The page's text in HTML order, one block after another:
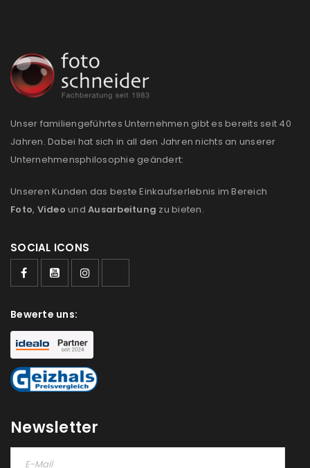
Unser familiengeführtes Unternehmen gibt es bereits seit 40
Jahren. Dabei hat sich in all den Jahren nichts an unserer
Unternehmensphilosophie geändert:
Unseren Kunden das beste Einkaufserlebnis im Bereich
Foto, Video und Ausarbeitung zu bieten.
SOCIAL ICONS
Bewerte uns:
Newsletter